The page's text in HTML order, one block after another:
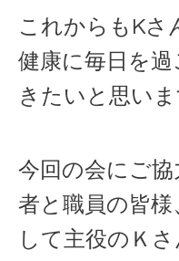
これからもKさ
健康に毎日を
きたいと思いま
今回の会にご
者と職員の皆
して主役のＫ